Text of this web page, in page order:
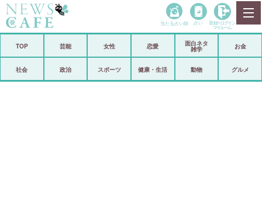
政治
当たる占い師 占い 登録• ログイン
マイルーム
TOP 芸能 女性 恋愛
面白ネタ
雑学
お金
社会 政治 スポーツ 健康・生活 動物 グルメ